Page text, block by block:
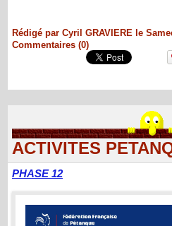
Rédigé par Cyril GRAVIERE le
Commentaires (0)
ACTIVITES
PHASE 12